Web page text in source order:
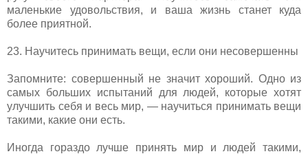
маленькие удовольствия, и ваша жизнь станет куда
более приятной.
23. Научитесь принимать вещи, если они несовершенны
Запомните: совершенный не значит хороший. Одно из
самых больших испытаний для людей, которые хотят
улучшить себя и весь мир, — научиться принимать вещи
такими, какие они есть.
Иногда гораздо лучше принять мир и людей такими,